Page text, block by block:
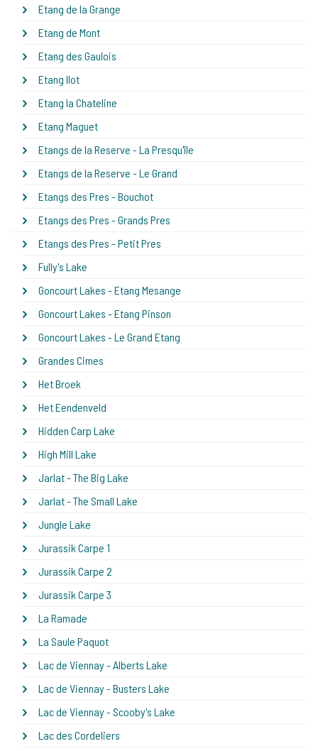
Etang de la Grange
Etang de Mont
Etang des Gaulois
Etang Ilot
Etang la Chateline
Etang Maguet
Etangs de la Reserve - La Presqu'île
Etangs de la Reserve - Le Grand
Etangs des Pres - Bouchot
Etangs des Pres - Grands Pres
Etangs des Pres - Petit Pres
Fully's Lake
Goncourt Lakes - Etang Mesange
Goncourt Lakes - Etang Pinson
Goncourt Lakes - Le Grand Etang
Grandes Cimes
Het Broek
Het Eendenveld
Hidden Carp Lake
High Mill Lake
Jarlat - The Big Lake
Jarlat - The Small Lake
Jungle Lake
Jurassik Carpe 1
Jurassik Carpe 2
Jurassik Carpe 3
La Ramade
La Saule Paquot
Lac de Viennay - Alberts Lake
Lac de Viennay - Busters Lake
Lac de Viennay - Scooby's Lake
Lac des Cordeliers